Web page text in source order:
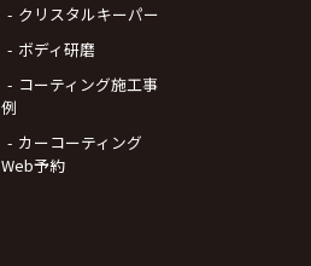
クリスタルキーパー
ボディ研磨
コーティング施工事
例
カーコーティング
Web予約